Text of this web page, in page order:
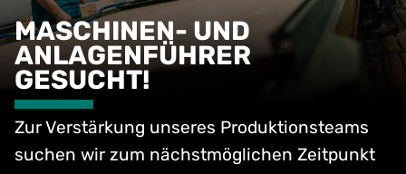
MASCHINEN- UND
ANLAGENFÜHRER
GESUCHT!
Zur Verstärkung unseres Produktionsteams
suchen wir zum nächstmöglichen Zeitpunkt